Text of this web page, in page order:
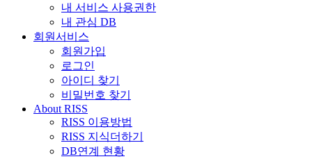
내 서비스 사용권한
내 관심 DB
회원서비스
회원가입
로그인
아이디 찾기
비밀번호 찾기
About RISS
RISS 이용방법
RISS 지식더하기
DB연계 현황